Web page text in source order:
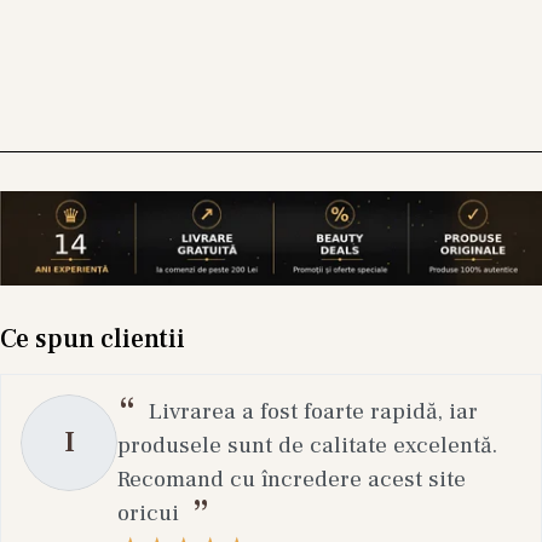
aplicare pe piele sau haine.
Întrebări frecvente
Care este diferența dintre apa de parfum și
extractul de parfum?
Extractul de parfum conține o concentrație mai
ceea ce înseamnă intensitate și persistență mai
mari, chiar dacă se aplică o cantitate mai mică
pe piele.
Ce înseamnă un parfum de tip arăbesc sau
Ce spun clientii
I
Livrarea a fost foarte rapidă, iar
produsele sunt de calitate excelentă.
Recomand cu încredere acest site
oricui